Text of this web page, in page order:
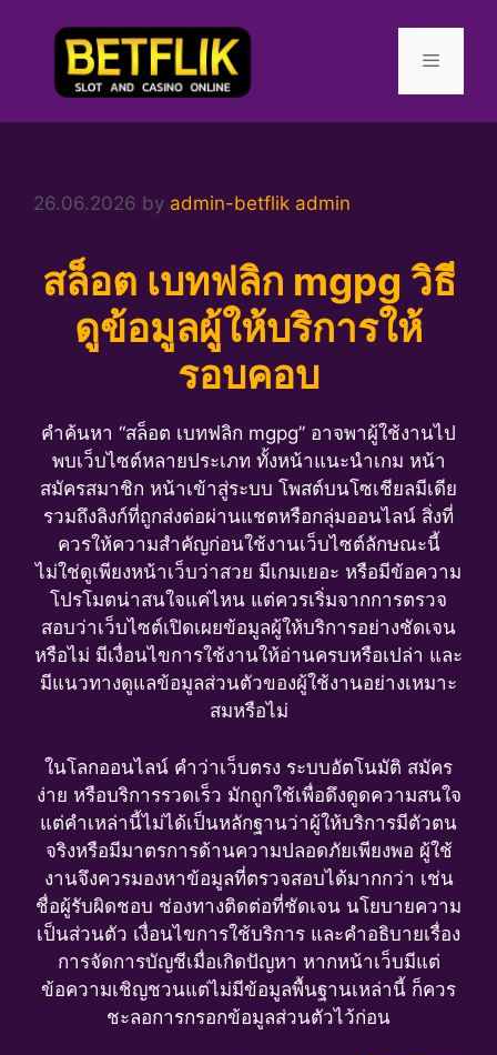
Menu
26.06.2026 by admin-betflik admin
สล็อต เบทฟลิก mgpg วิธี
ดูข้อมูลผู้ให้บริการให้
รอบคอบ
คำค้นหา “สล็อต เบทฟลิก mgpg” อาจพาผู้ใช้งานไป
พบเว็บไซต์หลายประเภท ทั้งหน้าแนะนำเกม หน้า
สมัครสมาชิก หน้าเข้าสู่ระบบ โพสต์บนโซเชียลมีเดีย
รวมถึงลิงก์ที่ถูกส่งต่อผ่านแชตหรือกลุ่มออนไลน์ สิ่งที่
ควรให้ความสำคัญก่อนใช้งานเว็บไซต์ลักษณะนี้
ไม่ใช่ดูเพียงหน้าเว็บว่าสวย มีเกมเยอะ หรือมีข้อความ
โปรโมตน่าสนใจแค่ไหน แต่ควรเริ่มจากการตรวจ
สอบว่าเว็บไซต์เปิดเผยข้อมูลผู้ให้บริการอย่างชัดเจน
หรือไม่ มีเงื่อนไขการใช้งานให้อ่านครบหรือเปล่า และ
มีแนวทางดูแลข้อมูลส่วนตัวของผู้ใช้งานอย่างเหมาะ
สมหรือไม่
ในโลกออนไลน์ คำว่าเว็บตรง ระบบอัตโนมัติ สมัคร
ง่าย หรือบริการรวดเร็ว มักถูกใช้เพื่อดึงดูดความสนใจ
แต่คำเหล่านี้ไม่ได้เป็นหลักฐานว่าผู้ให้บริการมีตัวตน
จริงหรือมีมาตรการด้านความปลอดภัยเพียงพอ ผู้ใช้
งานจึงควรมองหาข้อมูลที่ตรวจสอบได้มากกว่า เช่น
ชื่อผู้รับผิดชอบ ช่องทางติดต่อที่ชัดเจน นโยบายความ
เป็นส่วนตัว เงื่อนไขการใช้บริการ และคำอธิบายเรื่อง
การจัดการบัญชีเมื่อเกิดปัญหา หากหน้าเว็บมีแต่
ข้อความเชิญชวนแต่ไม่มีข้อมูลพื้นฐานเหล่านี้ ก็ควร
ชะลอการกรอกข้อมูลส่วนตัวไว้ก่อน